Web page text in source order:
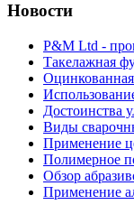
Новости
P&M Ltd -
Такелажная
Оцинкованная
Достоинства
Виды
Применение
Полимерное
Обзор
Применение